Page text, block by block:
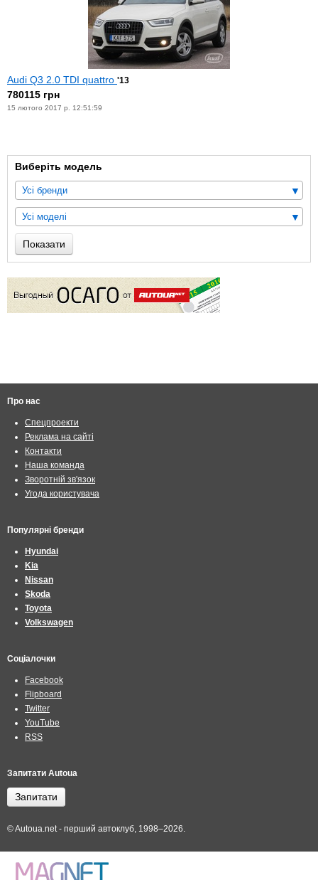
Audi Q3 2.0 TDI quattro '13
780115 грн
15 лютого 2017 р. 12:51:59
Виберіть модель
Усі бренди
Усі моделі
Показати
Про нас
Спецпроекти
Реклама на сайті
Контакти
Наша команда
Зворотній зв'язок
Угода користувача
Популярні бренди
Hyundai
Kia
Nissan
Skoda
Toyota
Volkswagen
Соціалочки
Facebook
Flipboard
Twitter
YouTube
RSS
Запитати Autoua
Запитати
© Autoua.net - перший автоклуб, 1998–2026.